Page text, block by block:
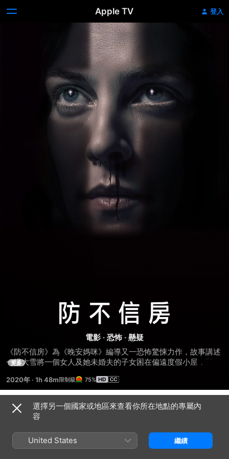
Apple TV 登入
防
信
房
電影 · 恐怖 · 懸疑
《防不信房》為《晚安媽咪》編導又一恐怖驚悚力作，故事講述
一場大雪將一個女人及她未婚夫的子女困在偏遠度假小屋，三人
產生的心魔。
更多
2020年 · 1h 48m 75%
預告片
選擇另一個國家或地區來查看你所在地點的專屬內
容
United States 繼續